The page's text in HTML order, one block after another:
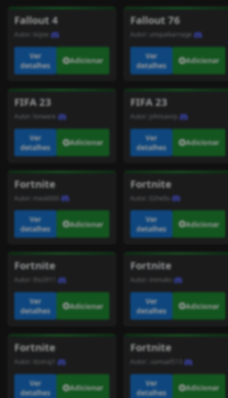
Fallout 4
Autor: tiojoe
Ver
detalhes
Adicionar
Fallout 76
Autor: uniquekarnage
Ver
detalhes
Adicionar
FIFA 23
Autor: lonware
Ver
detalhes
Adicionar
FIFA 23
Autor: johnsavoy
Ver
detalhes
Adicionar
Fortnite
Autor: mask000
Ver
detalhes
Adicionar
Fortnite
Autor: 02hello
Ver
detalhes
Adicionar
Fortnite
Autor:
Ver
detalhes
Adicionar
Fortnite
Autor: immuko
Ver
detalhes
Adicionar
Fortnite
Autor: itzviraj1
Ver
detalhes
Adicionar
Fortnite
Autor: .samuel513
Ver
detalhes
Adicionar